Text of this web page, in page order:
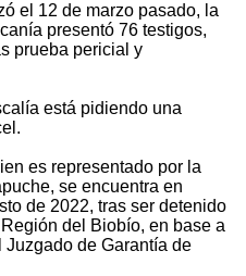
el 12 de marzo pasado, la
presentó 76 testigos,
prueba pericial y
está pidiendo una
es representado por la
se encuentra en
de 2022, tras ser detenido
del Biobío, en base a
de Garantía de